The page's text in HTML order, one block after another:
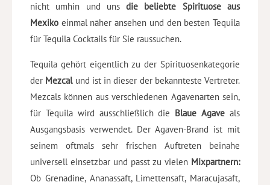
nicht umhin und unsdie beliebte Spirituose aus
Mexiko einmal näher ansehen und den besten Tequila
für Tequila Cocktails für Sie raussuchen.
Tequila gehört eigentlich zu der Spirituosenkategorie
der Mezcalund ist in dieser der bekannteste Vertreter.
Mezcals können aus verschiedenen Agavenarten sein,
für Tequila wird ausschließlich die Blaue Agave als
Ausgangsbasis verwendet. Der Agaven-Brand ist mit
seinem oftmals sehr frischen Auftreten beinahe
universell einsetzbar und passt zu vielen Mixpartnern:
Ob Grenadine, Ananassaft, Limettensaft, Maracujasaft,